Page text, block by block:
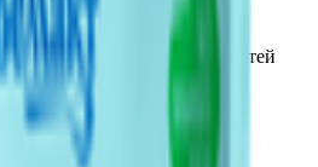
детей с первичной и
а также для детей